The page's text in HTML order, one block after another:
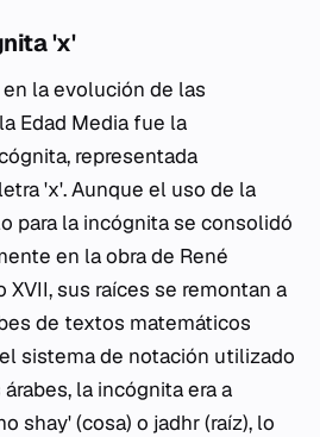
'x'
la evolución de las
Edad Media fue la
representada
'x'. Aunque el uso de la
para la incógnita se consolidó
en la obra de René
sus raíces se remontan a
de textos matemáticos
sistema de notación utilizado
la incógnita era a
shay'(cosa) o jadhr(raíz), lo